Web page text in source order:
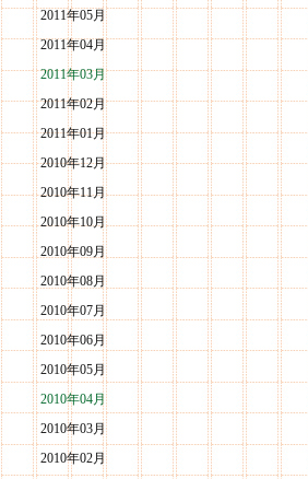
2011年05月
2011年04月
2011年03月
2011年02月
2011年01月
2010年12月
2010年11月
2010年10月
2010年09月
2010年08月
2010年07月
2010年06月
2010年05月
2010年04月
2010年03月
2010年02月